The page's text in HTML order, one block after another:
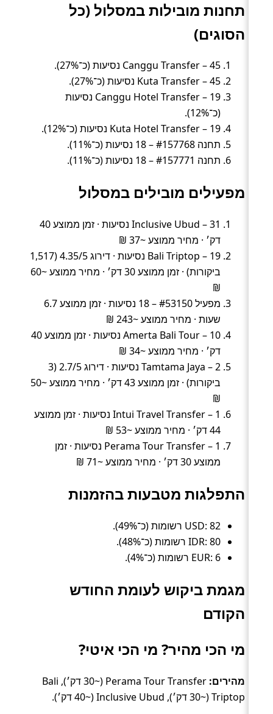
תחנות מובילות במסלול (כל
הסוגים)
Canggu Transfer – 45 נסיעות (כ־27%).
Kuta Transfer – 45 נסיעות (כ־27%).
Canggu Hotel Transfer – 19 נסיעות
(כ־12%).
Kuta Hotel Transfer – 19 נסיעות (כ־12%).
תחנה #157768 – 18 נסיעות (כ־11%).
תחנה #157771 – 18 נסיעות (כ־11%).
מפעילים מובילים במסלול
Inclusive Ubud – 31 נסיעות · זמן ממוצע 40
דק׳ · מחיר ממוצע ~37 ₪
Bali Triptop – 19 נסיעות · דירוג 4.35/5 (1,517
ביקורות) · זמן ממוצע 30 דק׳ · מחיר ממוצע ~60
₪
מפעיל #53150 – 18 נסיעות · זמן ממוצע 6.7
שעות · מחיר ממוצע ~243 ₪
Amerta Bali Tour – 10 נסיעות · זמן ממוצע 40
דק׳ · מחיר ממוצע ~34 ₪
Tamtama Jaya – 2 נסיעות · דירוג 2.7/5 (3
ביקורות) · זמן ממוצע 43 דק׳ · מחיר ממוצע ~50
₪
Intui Travel Transfer – 1 נסיעות · זמן ממוצע
44 דק׳ · מחיר ממוצע ~53 ₪
Perama Tour Transfer – 1 נסיעות · זמן
ממוצע 30 דק׳ · מחיר ממוצע ~71 ₪
התפלגות מטבעות בהזמנות
USD: 82 רשומות (כ־49%).
IDR: 80 רשומות (כ־48%).
EUR: 6 רשומות (כ־4%).
מגמת ביקוש לעומת החודש
הקודם
מי הכי מהיר? מי הכי איטי?
מהירים:
Perama Tour Transfer (~30 דק׳), Bali
Triptop (~30 דק׳), Inclusive Ubud (~40 דק׳).